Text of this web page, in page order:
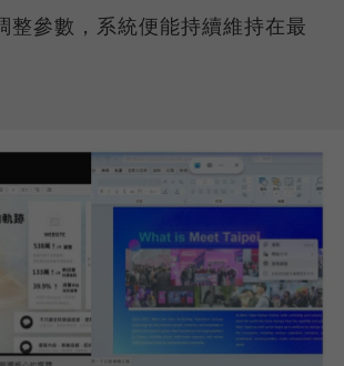
整參數，系統便能持續維持在最